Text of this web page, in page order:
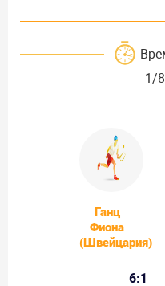
1/
Ганц
Фиона
(Швейцария)
6:1